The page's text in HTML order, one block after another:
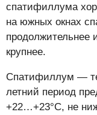
спатифиллума
на южных окнах
продолжительнее
крупнее.
Спатифиллум —
летний период
+22…+23°C, не